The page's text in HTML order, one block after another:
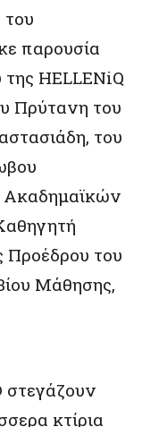
παρουσία
HELLENiQ
Πρύτανη του
του
Ακαδημαϊκών
Προέδρου του
Μάθησης,
στεγάζουν
κτίρια